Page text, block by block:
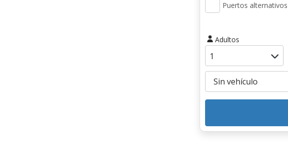
Puertos alternativos
Adultos